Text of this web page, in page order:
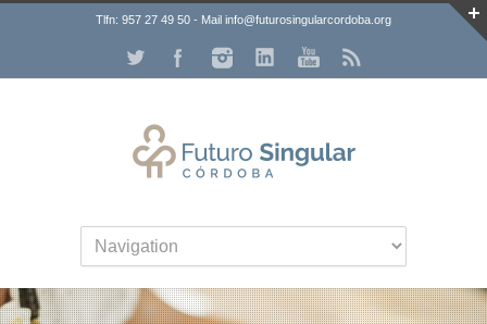
Tlfn: 957 27 49 50 - Mail info@futurosingularcordoba.org